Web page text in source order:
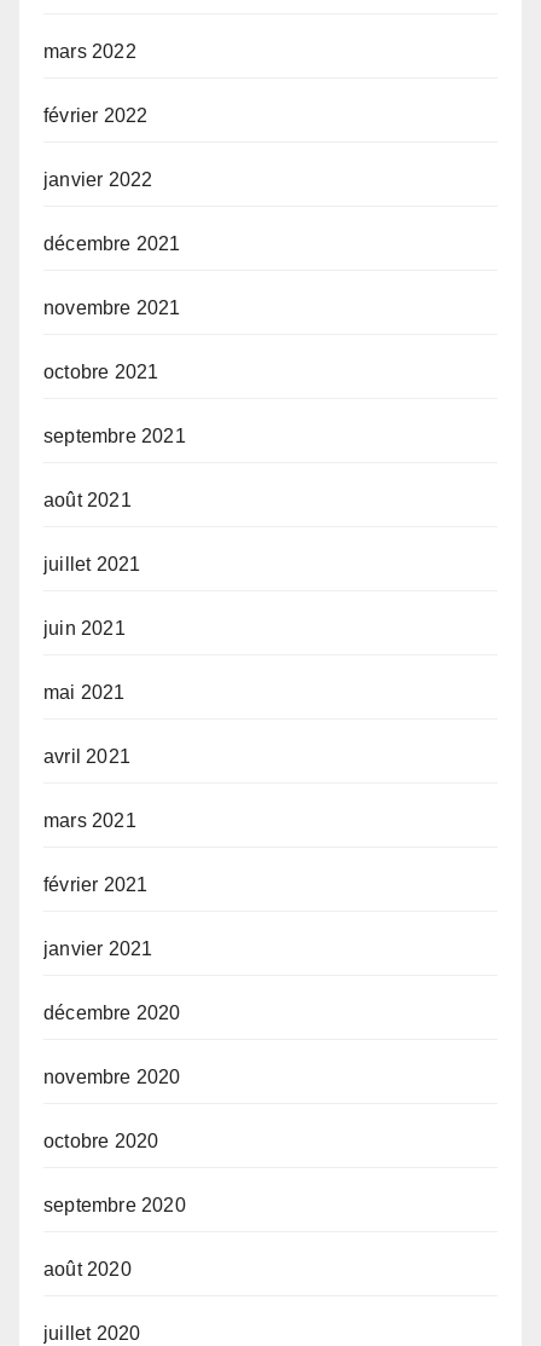
mars 2022
février 2022
janvier 2022
décembre 2021
novembre 2021
octobre 2021
septembre 2021
août 2021
juillet 2021
juin 2021
mai 2021
avril 2021
mars 2021
février 2021
janvier 2021
décembre 2020
novembre 2020
octobre 2020
septembre 2020
août 2020
juillet 2020